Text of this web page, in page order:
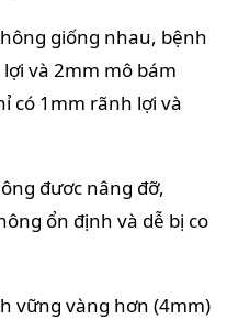
giống nhau, bệnh
và 2mm mô bám
có 1mm rãnh lợi và
đươc nâng đỡ,
ổn định và dễ bị co
vững vàng hơn (4mm)